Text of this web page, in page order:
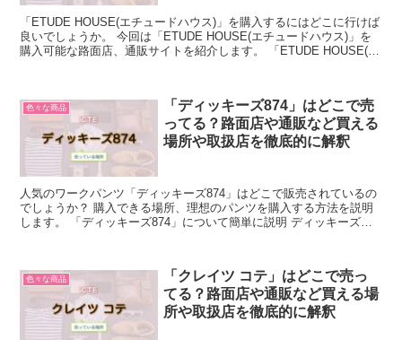
「ETUDE HOUSE(エチュードハウス)」を購入するにはどこに行けば
良いでしょうか。 今回は「ETUDE HOUSE(エチュードハウス)」を
購入可能な路面店、通販サイトを紹介します。 「ETUDE HOUSE(エ
色々な商品
「ディッキーズ874」はどこで売
ってる？路面店や通販など買える
場所や取扱店を徹底的に解釈
人気のワークパンツ「ディッキーズ874」はどこで販売されているの
でしょうか？ 購入できる場所、理想のパンツを購入する方法を説明
します。 「ディッキーズ874」について簡単に説明 ディッキーズ
色々な商品
「クレイツ コテ」はどこで売っ
てる？路面店や通販など買える場
所や取扱店を徹底的に解釈